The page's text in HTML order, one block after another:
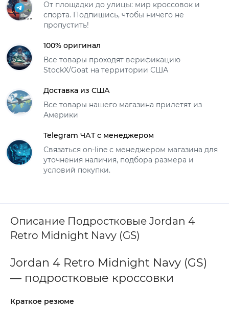
От площадки до улицы: мир кроссовок и
спорта. Подпишись, чтобы ничего не
пропустить!
100% оригинал
Все товары проходят верификацию
StockX/Goat на территории США
Доставка из США
Все товары нашего магазина прилетят из
Америки
Telegram ЧАТ с менеджером
Связаться on-line с менеджером магазина для
уточнения наличия, подбора размера и
условий покупки.
Описание Подростковые Jordan 4
Retro Midnight Navy (GS)
Jordan 4 Retro Midnight Navy (GS)
— подростковые кроссовки
Краткое резюме